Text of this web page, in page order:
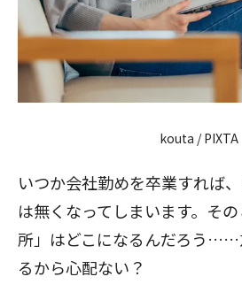
kouta / PIXTA
いつか会社勤めを卒業すれば
は無くなってしまいます。そ
所」はどこになるんだろう……
るから心配ない？